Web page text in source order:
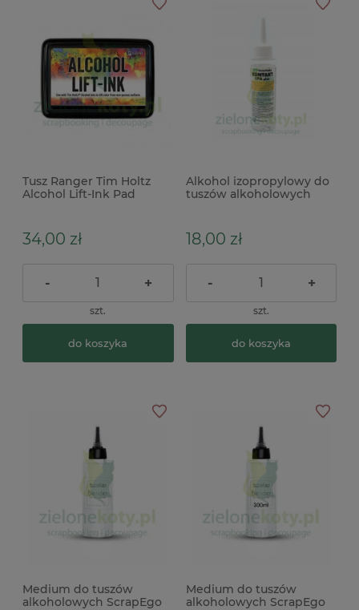
Tusz Ranger Tim Holtz
Alcohol Lift-Ink Pad
34,00 zł
- +
szt.
do koszyka
Alkohol izopropylowy do
tuszów alkoholowych
18,00 zł
- +
szt.
do koszyka
Medium do tuszów
alkoholowych ScrapEgo
Medium do tuszów
alkoholowych ScrapEgo